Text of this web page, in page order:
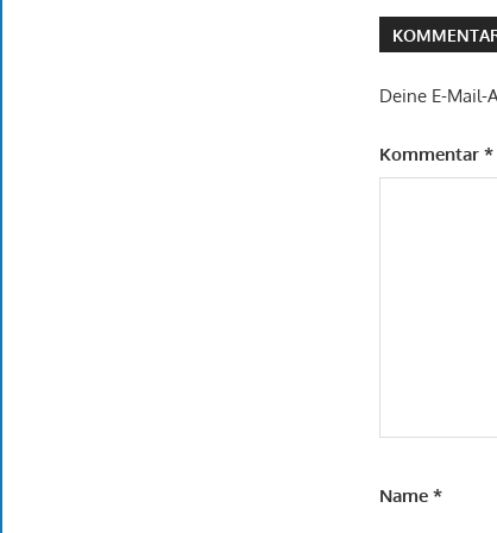
Deine E-Mail-
Kommentar*
Name*